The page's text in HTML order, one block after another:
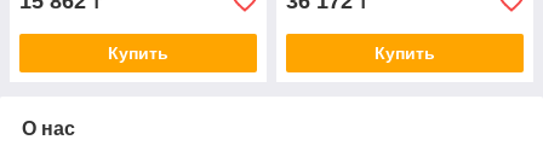
Купить Купить
О нас